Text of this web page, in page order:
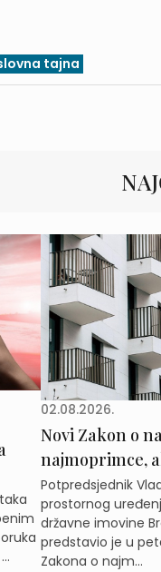
tajna
02.08.2026.
Novi Zakon o
najmoprimce,
Potpredsjednik
prostornog
državne imovine
predstavio je u
Zakona o najm...